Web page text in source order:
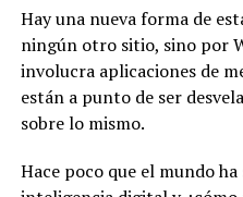
Hay una nueva forma de
ningún otro sitio, sino por
involucra aplicaciones de
están a punto de ser
sobre lo mismo.
Hace poco que el mundo